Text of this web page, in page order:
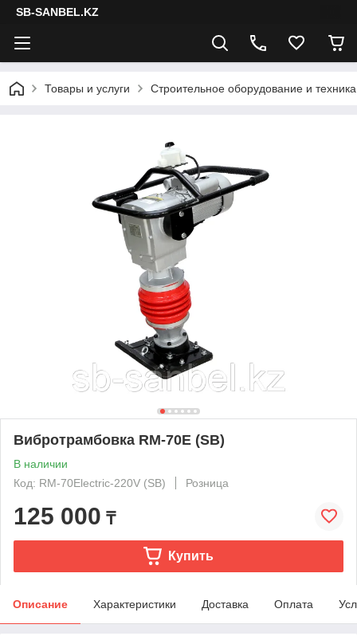
SB-SANBEL.KZ
Товары и услуги Строительное оборудование и техника
Вибротрамбовка RM-70E (SB)
В наличии
Код: RM-70Electric-220V (SB)
Розница
125 000 ₸
Купить
Описание Характеристики Доставка Оплата